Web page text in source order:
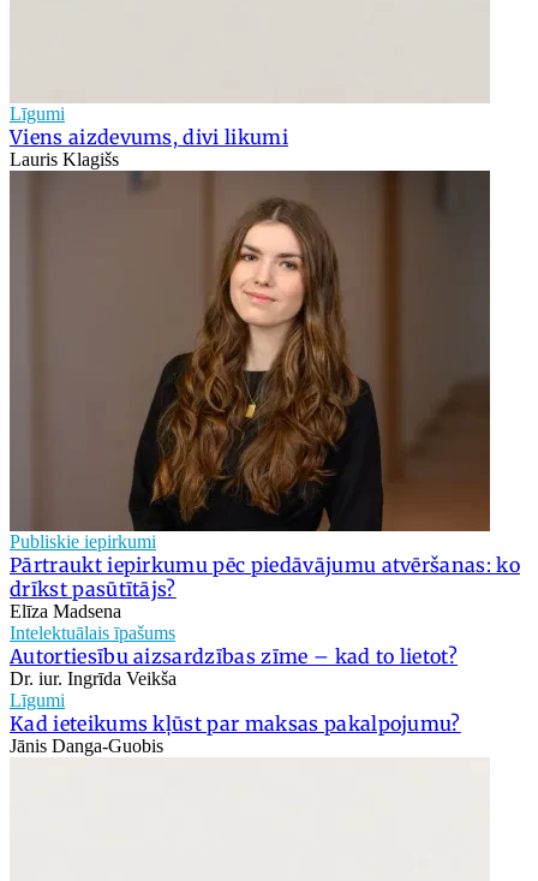
Līgumi
Viens aizdevums, divi likumi
Lauris Klagišs
Publiskie iepirkumi
Pārtraukt iepirkumu pēc piedāvājumu atvēršanas: ko
drīkst pasūtītājs?
Elīza Madsena
Intelektuālais īpašums
Autortiesību aizsardzības zīme – kad to lietot?
Dr. iur. Ingrīda Veikša
Līgumi
Kad ieteikums kļūst par maksas pakalpojumu?
Jānis Danga-Guobis